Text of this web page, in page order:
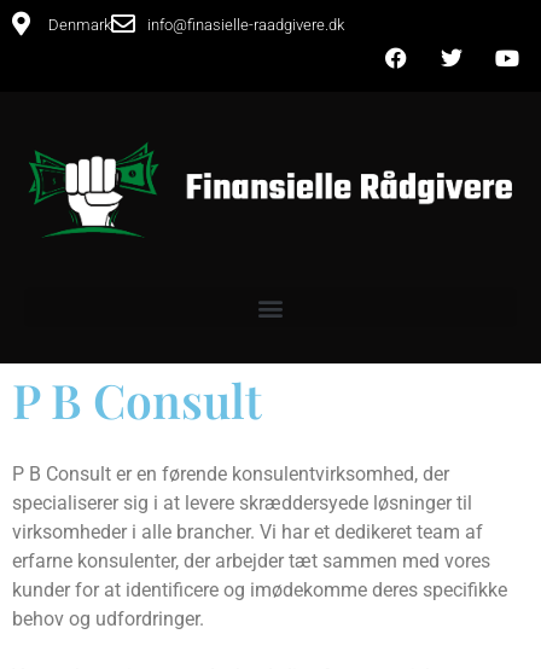
Denmark info@finasielle-raadgivere.dk
P B Consult
P B Consult er en førende konsulentvirksomhed, der
specialiserer sig i at levere skræddersyede løsninger til
virksomheder i alle brancher. Vi har et dedikeret team af
erfarne konsulenter, der arbejder tæt sammen med vores
kunder for at identificere og imødekomme deres specifikke
behov og udfordringer.